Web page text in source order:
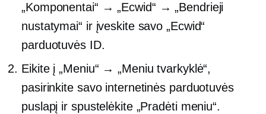
„Komponentai“ → „Ecwid“ → „Bendrieji
nustatymai“ ir įveskite savo „Ecwid“
parduotuvės ID.
Eikite į „Meniu“ → „Meniu tvarkyklė“,
pasirinkite savo internetinės parduotuvės
puslapį ir spustelėkite „Pradėti meniu“.